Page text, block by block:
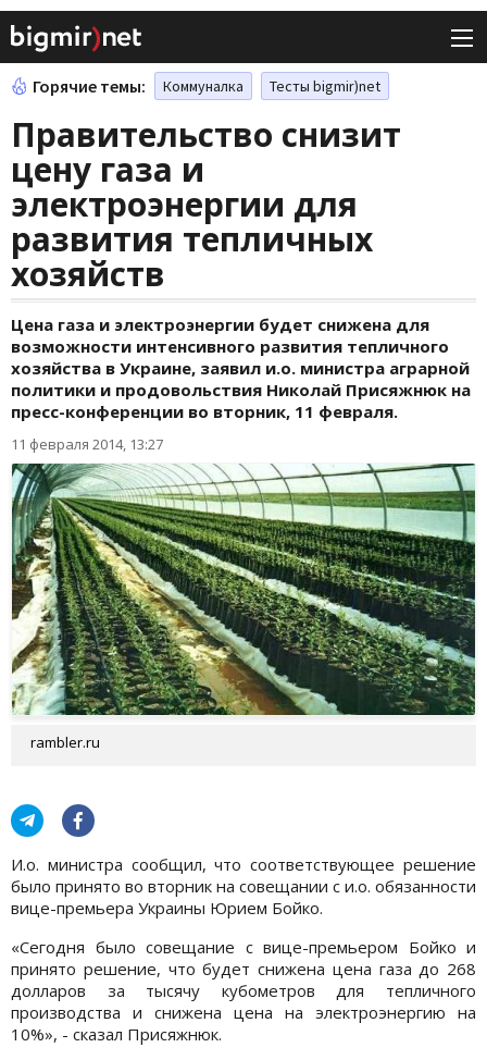
Горячие темы: Коммуналка Тесты bigmir)net
Правительство снизит
цену газа и
электроэнергии для
развития тепличных
хозяйств
Цена газа и электроэнергии будет снижена для
возможности интенсивного развития тепличного
хозяйства в Украине, заявил и.о. министра аграрной
политики и продовольствия Николай Присяжнюк на
пресс-конференции во вторник, 11 февраля.
11 февраля 2014, 13:27
rambler.ru
И.о. министра сообщил, что соответствующее решение
было принято во вторник на совещании с и.о. обязанности
вице-премьера Украины Юрием Бойко.
«Сегодня было совещание с вице-премьером Бойко и
принято решение, что будет снижена цена газа до 268
долларов за тысячу кубометров для тепличного
производства и снижена цена на электроэнергию на
10%», - сказал Присяжнюк.